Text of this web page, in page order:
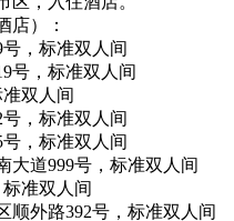
店）：
，标准双人间
号，标准双人间
双人间
，标准双人间
，标准双人间
大道999号，标准双人间
准双人间
顺外路392号，标准双人间